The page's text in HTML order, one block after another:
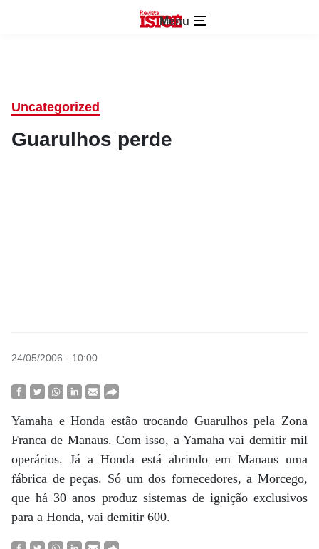
Menu
Uncategorized
Guarulhos perde
24/05/2006 - 10:00
Yamaha e Honda estão trocando Guarulhos pela Zona
Franca de Manaus. Com isso, a Yamaha vai demitir mil
operários. Já a Honda está abrindo em Manaus uma
fábrica de peças. Só um dos fornecedores, a Morcego,
que há 30 anos produz sistemas de ignição exclusivos
para a Honda, vai demitir 600.